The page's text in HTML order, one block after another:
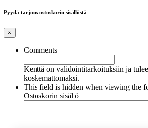
Pyydä tarjous ostoskorin sisällöstä
×
Comments
Kenttä on validointitarkoituksiin ja
koskemattomaksi.
This field is hidden when viewing the
Ostoskorin sisältö